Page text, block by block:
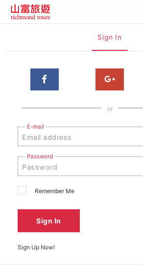
Sign In
or
E-mail
Password
Remember Me
Sign In
Sign Up Now!